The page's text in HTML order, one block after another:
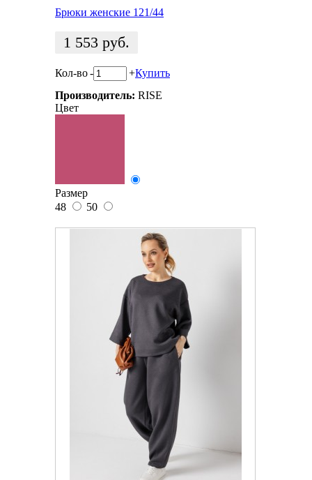
Брюки женские 121/44
1 553 руб.
Кол-во- +Купить
Производитель: RISE
Цвет
Размер
48
50